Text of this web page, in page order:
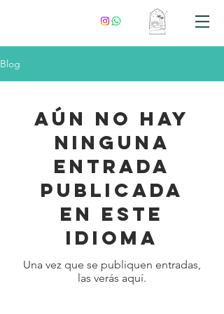
Blog
Aún no hay
ninguna
entrada
publicada
en este
idioma
Una vez que se publiquen entradas,
las verás aquí.